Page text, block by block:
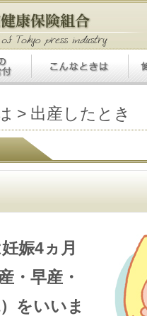
> 出産したとき
娠4ヵ月
・早産・
をいいま